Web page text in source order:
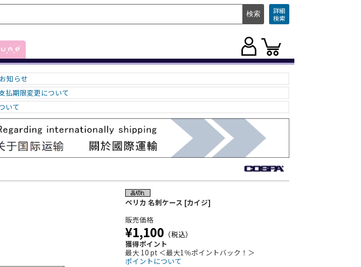
詳細
検索
知らせ
払期限変更について
いて
ペリカ 名刺ケース [カイジ]
販売価格
¥1,100 （税込）
獲得ポイント
最大 10 pt ＜最大1％ポイントバック！＞
ポイントについて